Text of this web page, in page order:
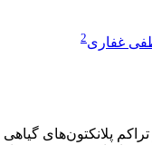
غفاری2